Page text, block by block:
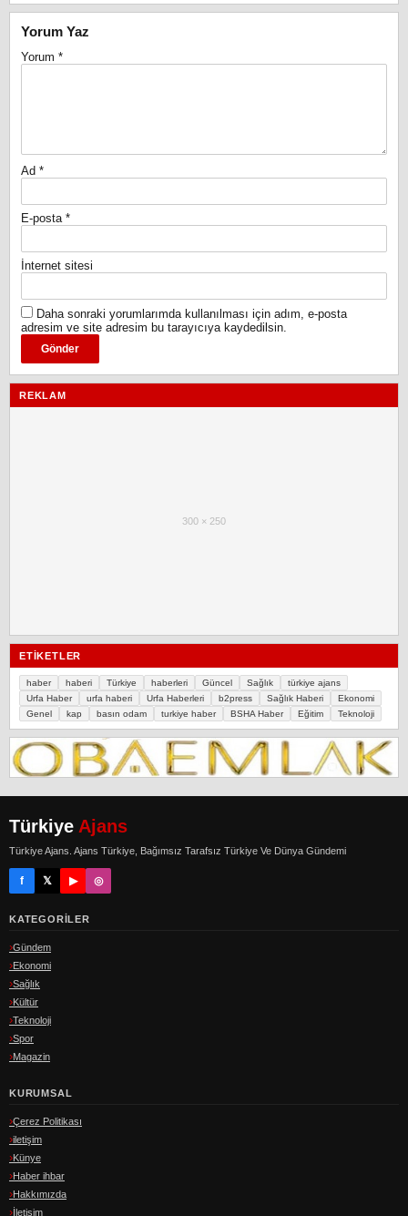
Yorum Yaz
Yorum *
Ad *
E-posta *
İnternet sitesi
Daha sonraki yorumlarımda kullanılması için adım, e-posta
adresim ve site adresim bu tarayıcıya kaydedilsin.
REKLAM
300 × 250
ETIKETLER
haber haberi Türkiye haberleri Güncel Sağlık
türkiye ajans
Urfa Haber
urfa haberi Urfa Haberleri b2press Sağlık Haberi
Ekonomi
Genel
kap basın odam turkiye haber BSHA Haber Eğitim Teknoloji
Türkiye Ajans
Türkiye Ajans. Ajans Türkiye, Bağımsız Tarafsız Türkiye Ve Dünya Gündemi
f 𝕏 ▶ ◎
KATEGORILER
Gündem
Ekonomi
Sağlık
Kültür
Teknoloji
Spor
Magazin
KURUMSAL
Çerez Politikası
iletişim
Künye
Haber ihbar
Hakkımızda
İletişim